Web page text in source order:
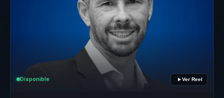
Disponible Ver Reel